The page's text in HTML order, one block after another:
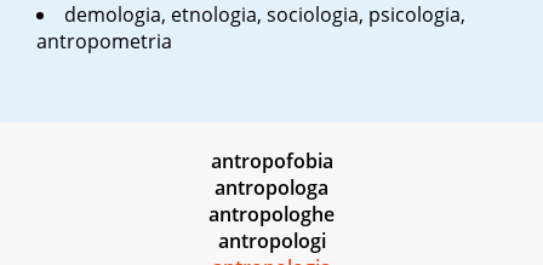
demologia, etnologia, sociologia, psicologia,
antropometria
antropofobia
antropologa
antropologhe
antropologi